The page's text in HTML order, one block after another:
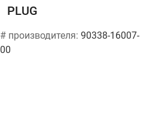
PLUG
# производителя: 90338-16007-
00